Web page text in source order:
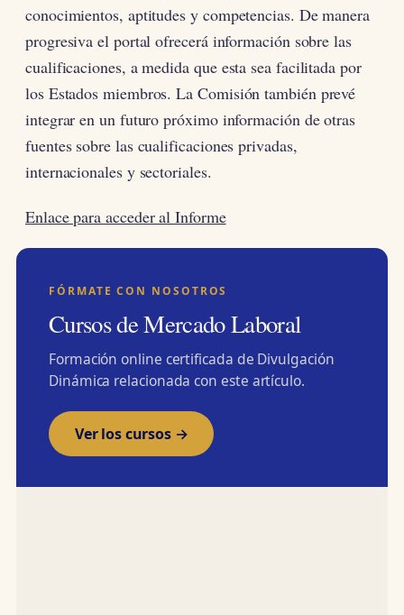
conocimientos, aptitudes y competencias. De manera
progresiva el portal ofrecerá información sobre las
cualificaciones, a medida que esta sea facilitada por
los Estados miembros. La Comisión también prevé
integrar en un futuro próximo información de otras
fuentes sobre las cualificaciones privadas,
internacionales y sectoriales.
Enlace para acceder al Informe
FÓRMATE CON NOSOTROS
Cursos de Mercado Laboral
Formación online certificada de Divulgación
Dinámica relacionada con este artículo.
Ver los cursos →